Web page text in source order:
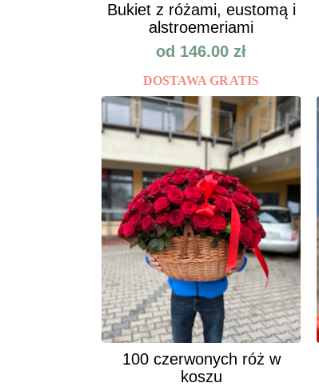
Bukiet z różami, eustomą i
alstroemeriami
od 146.00 zł
DOSTAWA GRATIS
100 czerwonych róż w
koszu